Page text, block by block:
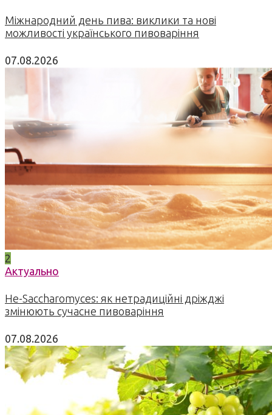
Міжнародний день пива: виклики та нові
можливості українського пивоваріння
07.08.2026
2
Актуально
Не-Saccharomyces: як нетрадиційні дріжджі
змінюють сучасне пивоваріння
07.08.2026